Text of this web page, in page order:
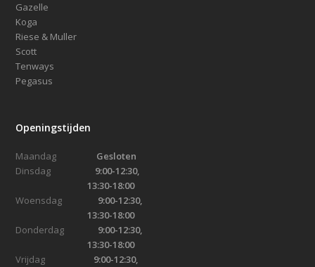
Gazelle
Koga
Riese & Muller
Scott
Tenways
Pegasus
Openingstijden
Maandag Gesloten
Dinsdag 9:00-12:30,
13:30-18:00
Woensdag
9:00-12:30,
13:30-18:00
Donderdag 9:00-12:30,
13:30-18:00
Vrijdag 9:00-12:30,